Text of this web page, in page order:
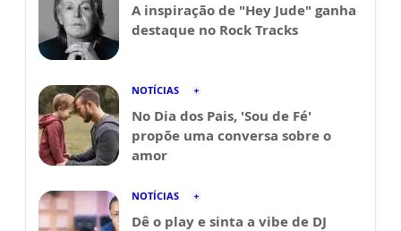
A inspiração de "Hey Jude" ganha
destaque no Rock Tracks
NOTÍCIAS
No Dia dos Pais, 'Sou de Fé'
propõe uma conversa sobre o
amor
NOTÍCIAS
Dê o play e sinta a vibe de DJ